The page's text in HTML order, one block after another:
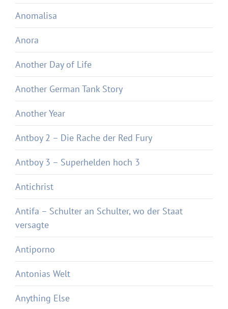
Anomalisa
Anora
Another Day of Life
Another German Tank Story
Another Year
Antboy 2 – Die Rache der Red Fury
Antboy 3 – Superhelden hoch 3
Antichrist
Antifa – Schulter an Schulter, wo der Staat
versagte
Antiporno
Antonias Welt
Anything Else